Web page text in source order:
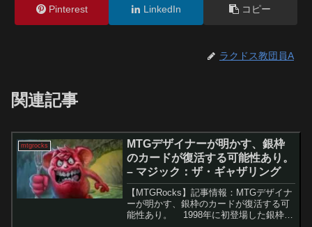
Pinterest LinkedIn コピー
ラクドス教団員A
関連記事
mtgrocks
MTGデザイナーが明かす、銀枠
のカードが復活する可能性あり。
– マジック：ザ・ギャザリング
【MTGRocks】記事情報：MTGデザイナ
ーが明かす、銀枠のカードが復活する可
能性あり。 1998年に初登場した銀枠の